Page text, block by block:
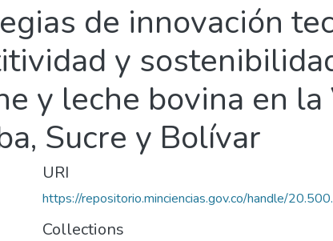
de innovación
y
y leche bovina en
Sucre y Bolívar
URI
https://repositorio.minciencias.gov.co/handle/
Collections